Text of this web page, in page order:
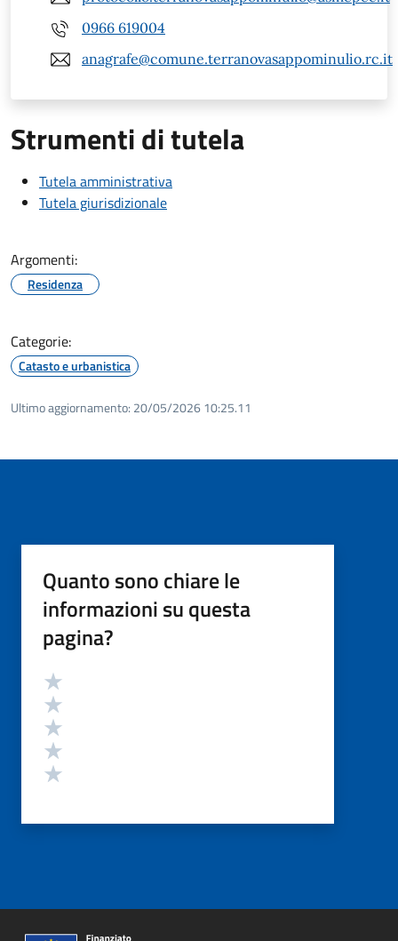
0966 619004
anagrafe@comune.terranovasappominulio.rc.it
Strumenti di tutela
Tutela amministrativa
Tutela giurisdizionale
Argomenti:
Residenza
Categorie:
Catasto e urbanistica
Ultimo aggiornamento: 20/05/2026 10:25.11
Quanto sono chiare le
informazioni su questa
pagina?
Valutazione